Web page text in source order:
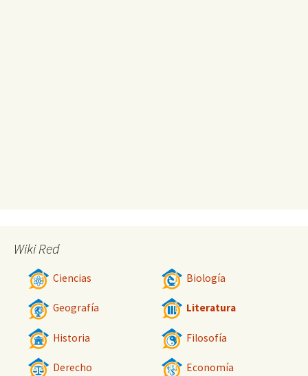
Wiki Red
Ciencias Biología
Geografía Literatura
Historia Filosofía
Derecho Economía